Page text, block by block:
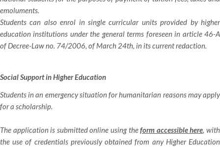
emoluments.
Students can also enrol in single curricular units provided by higher
education institutions under the general terms foreseen in article 46-A
of Decree-Law no. 74/2006, of March 24th, in its current redaction.
Social Support in Higher Education
Students in an emergency situation for humanitarian reasons may apply
for a scholarship.
The application is submitted online using theform accessible here, with
the use of credentials previously obtained from any Higher Education